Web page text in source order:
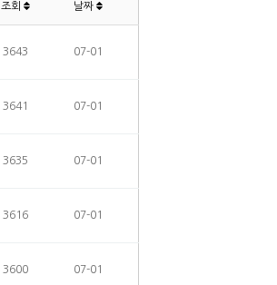
조회 날짜
3643 07-01
3641 07-01
3635 07-01
3616 07-01
3600 07-01